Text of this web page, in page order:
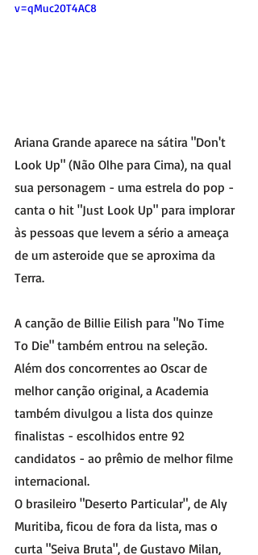
v=qMuc20T4AC8
Ariana Grande aparece na sátira "Don't
Look Up" (Não Olhe para Cima), na qual
sua personagem - uma estrela do pop -
canta o hit "Just Look Up" para implorar
às pessoas que levem a sério a ameaça
de um asteroide que se aproxima da
Terra.
A canção de Billie Eilish para "No Time
To Die" também entrou na seleção.
Além dos concorrentes ao Oscar de
melhor canção original, a Academia
também divulgou a lista dos quinze
finalistas - escolhidos entre 92
candidatos - ao prêmio de melhor filme
internacional.
O brasileiro "Deserto Particular", de Aly
Muritiba, ficou de fora da lista, mas o
curta "Seiva Bruta", de Gustavo Milan,